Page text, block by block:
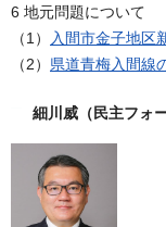
6 地元問題について
（1）
入間市金子地区
（2） 県道青梅入間線
細川威（民主フォ